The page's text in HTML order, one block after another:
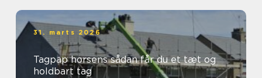
31. marts 2026
Tagpap horsens sådan får du et tæt og
holdbart tag